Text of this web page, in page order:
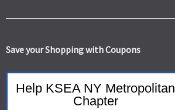
Save your Shopping with Coupons
Help KSEA NY Metropolitan
Chapter